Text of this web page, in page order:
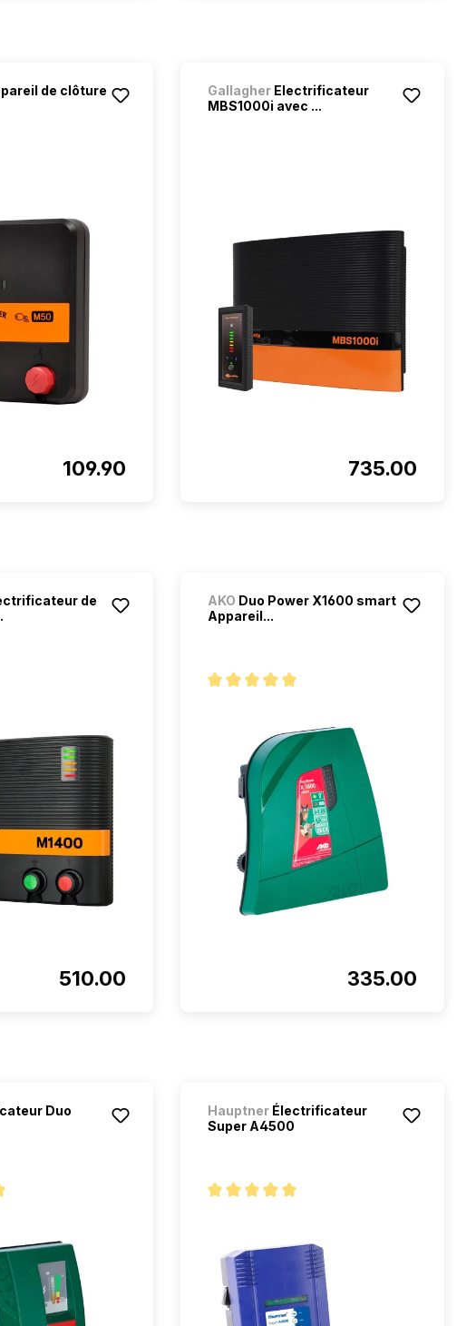
de clôture
109.90
GallagherElectrificateur
MBS1000i avec ...
735.00
de
510.00
AKO Duo Power X1600 smart
Appareil...
335.00
Duo
HauptnerÉlectrificateur
Super A4500